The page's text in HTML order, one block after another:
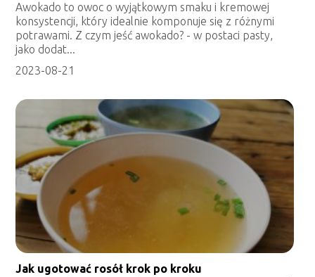
Awokado to owoc o wyjątkowym smaku i kremowej
konsystencji, który idealnie komponuje się z różnymi
potrawami. Z czym jeść awokado? - w postaci pasty,
jako dodat...
2023-08-21
Jak ugotować rosół krok po kroku